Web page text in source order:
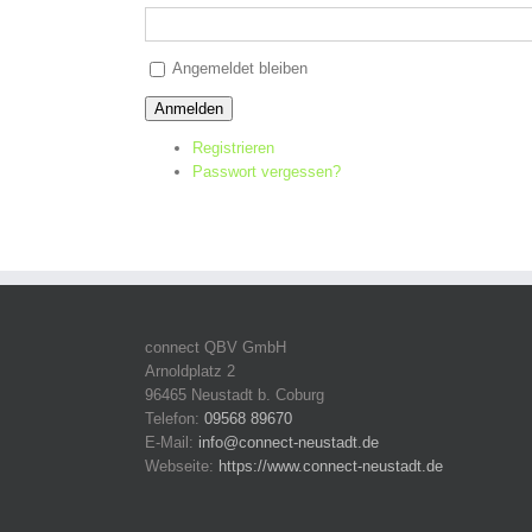
Alternative:
Angemeldet bleiben
Anmelden
Registrieren
Passwort vergessen?
connect QBV GmbH
Arnoldplatz 2
96465 Neustadt b. Coburg
Telefon: 09568 89670
E-Mail: info@connect-neustadt.de
Webseite: https://www.connect-neustadt.de